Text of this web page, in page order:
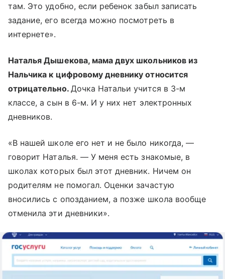
там. Это удобно, если ребенок забыл записать
задание, его всегда можно посмотреть в
интернете».
Наталья Дышекова, мама двух школьников из
Нальчика к цифровому дневнику относится
отрицательно. Дочка Натальи учится в 3-м
классе, а сын в 6-м. И у них нет электронных
дневников.
«В нашей школе его нет и не было никогда, —
говорит Наталья. — У меня есть знакомые, в
школах которых был этот дневник. Ничем он
родителям не помогал. Оценки зачастую
вносились с опозданием, а позже школа вообще
отменила эти дневники».